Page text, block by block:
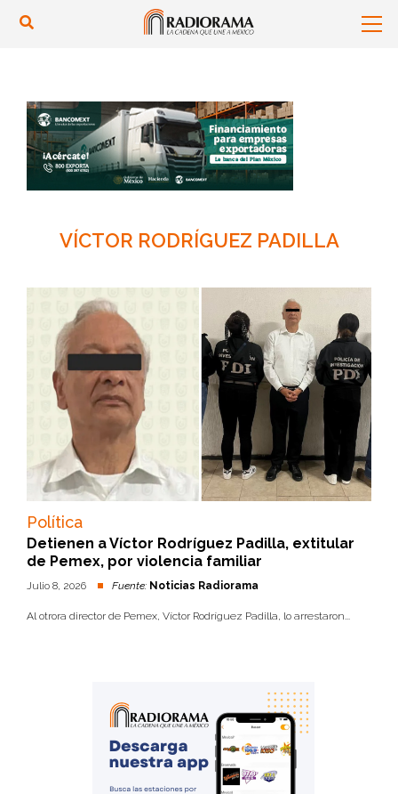
VÍCTOR RODRÍGUEZ PADILLA
Política
Detienen a Víctor Rodríguez Padilla, extitular
de Pemex, por violencia familiar
Julio 8, 2026 Fuente: Noticias Radiorama
Al otrora director de Pemex, Víctor Rodríguez Padilla, lo arrestaron...